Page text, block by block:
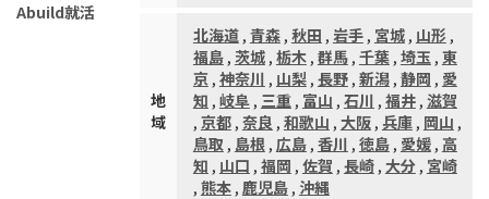
Abuild就活
地
域
北海道, 青森, 秋田 , 岩手, 宮城, 山形 ,
福島, 茨城, 栃木, 群馬, 千葉, 埼玉 , 東
京 , 神奈川 , 山梨, 長野, 新潟, 静岡 , 愛
知 , 岐阜, 三重, 富山 , 石川 , 福井, 滋賀
, 京都, 奈良 , 和歌山 , 大阪, 兵庫, 岡山 ,
鳥取 , 島根, 広島, 香川 , 徳島, 愛媛, 高
知 , 山口 , 福岡 , 佐賀 , 長崎, 大分, 宮崎
, 熊本, 鹿児島, 沖縄